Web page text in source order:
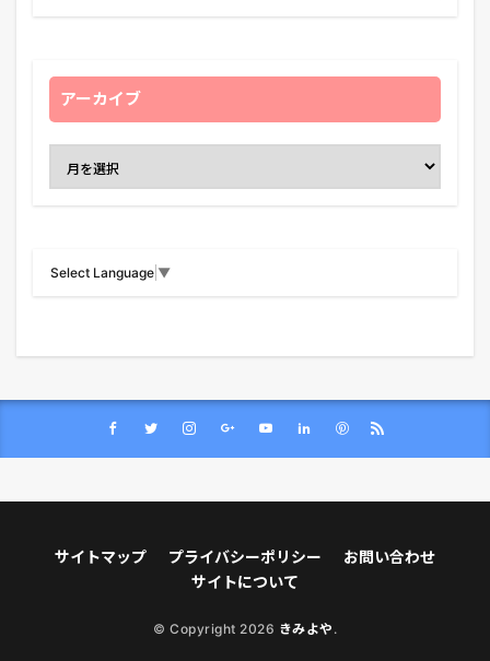
アーカイブ
Select Language ▼
サイトマップ プライバシーポリシー
お問い合わせ
サイトについて
© Copyright 2026 きみよや .